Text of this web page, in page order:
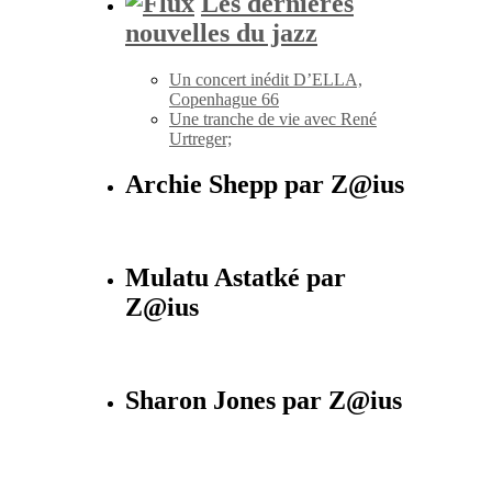
nouvelles du jazz
Un concert inédit D’ELLA,
Copenhague 66
Une tranche de vie avec René
Urtreger;
Archie Shepp par Z@ius
Mulatu Astatké par
Z@ius
Sharon Jones par Z@ius